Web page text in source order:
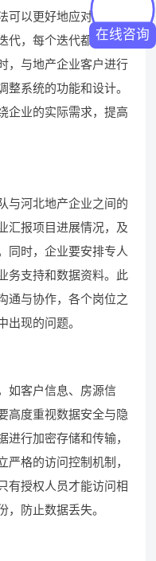
可以更好地应对需求的
代，每个迭代都有明确
，与地产企业客户进行
整系统的功能和设计。
企业的实际需求，提高
与河北地产企业之间的
汇报项目进展情况，及
同时，企业要安排专人
务支持和数据资料。此
通与协作，各个岗位之
出现的问题。
如客户信息、房源信
高度重视数据安全与隐
进行加密存储和传输，
严格的访问控制机制，
有授权人员才能访问相
，防止数据丢失。
在线咨询